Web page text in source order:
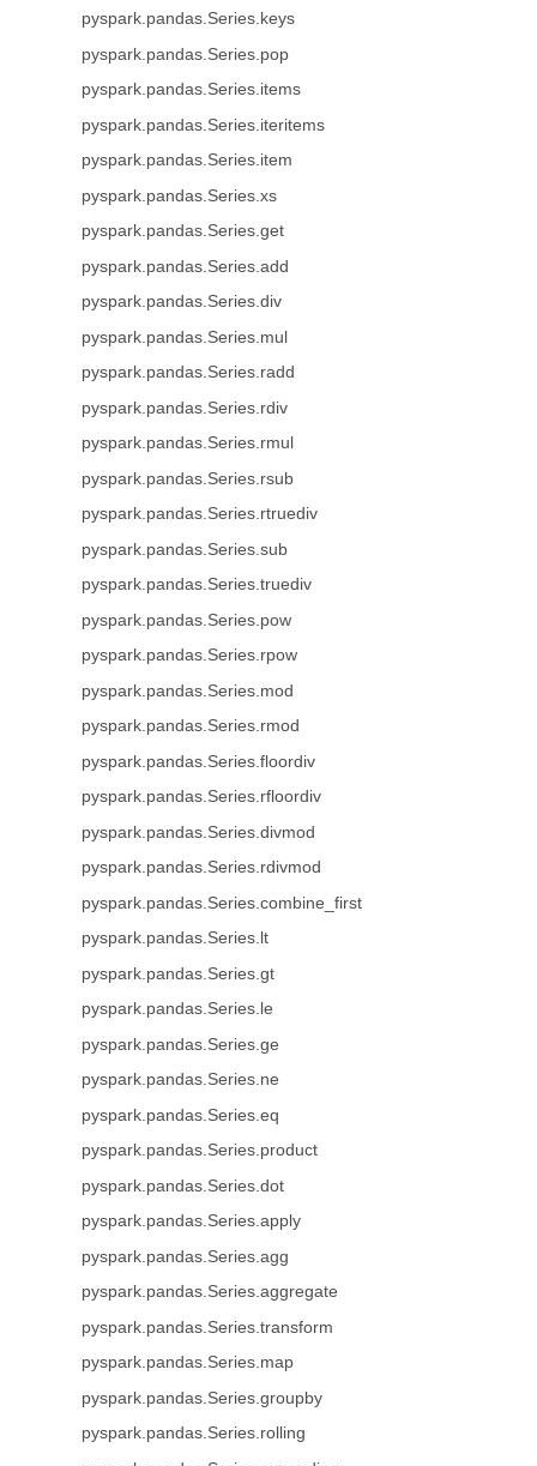
pyspark.pandas.Series.keys
pyspark.pandas.Series.pop
pyspark.pandas.Series.items
pyspark.pandas.Series.iteritems
pyspark.pandas.Series.item
pyspark.pandas.Series.xs
pyspark.pandas.Series.get
pyspark.pandas.Series.add
pyspark.pandas.Series.div
pyspark.pandas.Series.mul
pyspark.pandas.Series.radd
pyspark.pandas.Series.rdiv
pyspark.pandas.Series.rmul
pyspark.pandas.Series.rsub
pyspark.pandas.Series.rtruediv
pyspark.pandas.Series.sub
pyspark.pandas.Series.truediv
pyspark.pandas.Series.pow
pyspark.pandas.Series.rpow
pyspark.pandas.Series.mod
pyspark.pandas.Series.rmod
pyspark.pandas.Series.floordiv
pyspark.pandas.Series.rfloordiv
pyspark.pandas.Series.divmod
pyspark.pandas.Series.rdivmod
pyspark.pandas.Series.combine_first
pyspark.pandas.Series.lt
pyspark.pandas.Series.gt
pyspark.pandas.Series.le
pyspark.pandas.Series.ge
pyspark.pandas.Series.ne
pyspark.pandas.Series.eq
pyspark.pandas.Series.product
pyspark.pandas.Series.dot
pyspark.pandas.Series.apply
pyspark.pandas.Series.agg
pyspark.pandas.Series.aggregate
pyspark.pandas.Series.transform
pyspark.pandas.Series.map
pyspark.pandas.Series.groupby
pyspark.pandas.Series.rolling